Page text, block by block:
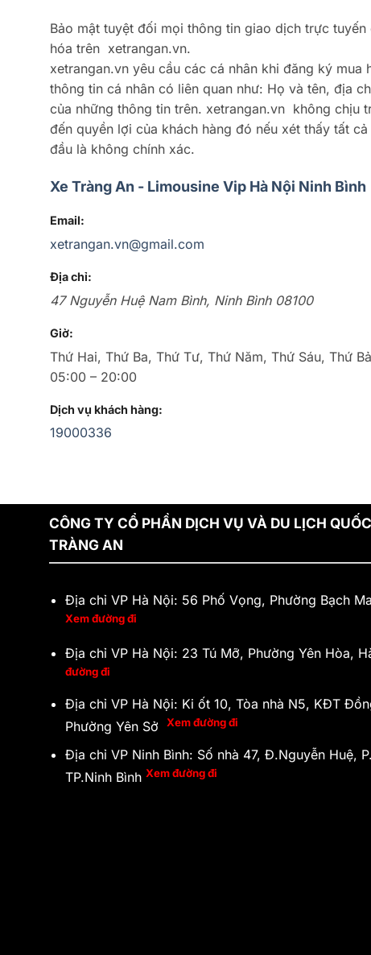
Bảo mật tuyệt đối mọi thông tin giao dịch trực
hóa trên xetrangan.vn.
xetrangan.vn yêu cầu các cá nhân khi đăng ký
thông tin cá nhân có liên quan như: Họ và tên, địa
của những thông tin trên. xetrangan.vn không chịu
đến quyền lợi của khách hàng đó nếu xét thấy tất
đầu là không chính xác.
Xe Tràng An - Limousine Vip Hà Nội Ninh Bình
Email:
xetrangan.vn@gmail.com
Địa chỉ:
47 Nguyễn Huệ Nam Bình, Ninh Bình 08100
Giờ:
Thứ Hai, Thứ Ba, Thứ Tư, Thứ Năm, Thứ Sáu, Thứ
05:00 – 20:00
Dịch vụ khách hàng:
19000336
CÔNG TY CỔ PHẦN DỊCH VỤ VÀ DU LỊCH
TRÀNG AN
Địa chỉ VP Hà Nội: 56 Phố Vọng, Phường Bạch
Xem đường đi
Địa chỉ VP Hà Nội: 23 Tú Mỡ, Phường Yên Hòa,
đường đi
Địa chỉ VP Hà Nội: Ki ốt 10, Tòa nhà N5, KĐT
Phường Yên SởXem đường đi
Địa chỉ VP Ninh Bình: Số nhà 47, Đ.Nguyễn Huệ,
TP.Ninh BìnhXem đường đi